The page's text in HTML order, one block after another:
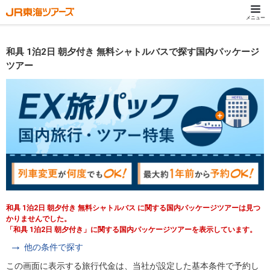
メニュー
和具 1泊2日 朝夕付き 無料シャトルバスで探す国内パッケージ
ツアー
和具 1泊2日 朝夕付き 無料シャトルバス に関する国内パッケージツアーは見つ
かりませんでした。
「和具 1泊2日 朝夕付き」に関する国内パッケージツアーを表示しています。
他の条件で探す
この画面に表示する旅行代金は、当社が設定した基本条件で予約し